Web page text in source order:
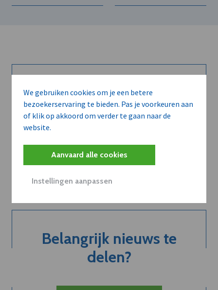
We gebruiken cookies om je een betere
bezoekerservaring te bieden. Pas je voorkeuren aan
of klik op akkoord om verder te gaan naar de
website.
Aanvaard alle cookies
Instellingen aanpassen
Kort de voordelen
van een
Neem dVO Leads
Belangrijk nieuws te
delen?